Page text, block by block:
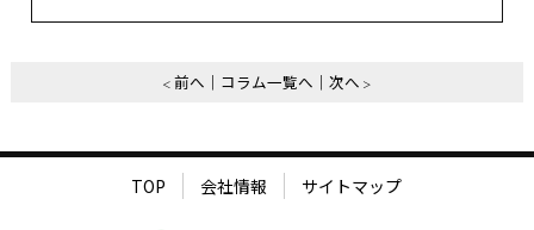
前へ コラム一覧へ 次へ
TOP 会社情報 サイトマップ